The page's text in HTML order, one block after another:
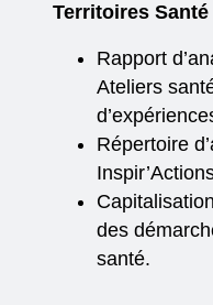
Territoires Santé
Rapport
Ateliers
Répertoire
des
santé.